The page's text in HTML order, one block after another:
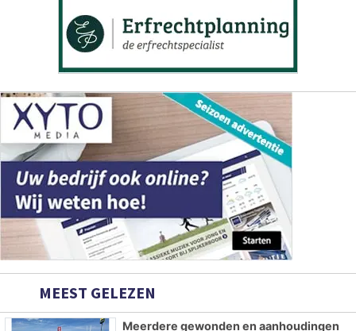
MEEST GELEZEN
Meerdere gewonden en aanhoudingen